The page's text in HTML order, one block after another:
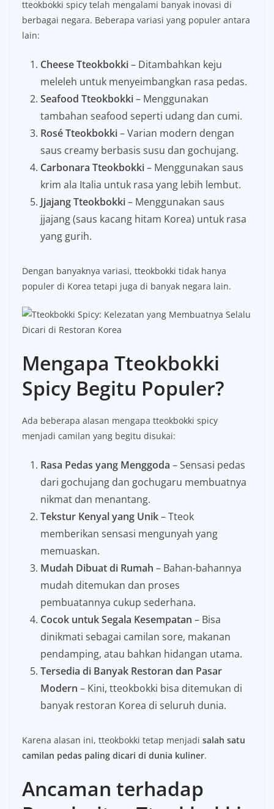
tteokbokki spicy telah mengalami banyak inovasi di
berbagai negara. Beberapa variasi yang populer antara
lain:
Cheese Tteokbokki– Ditambahkan keju
meleleh untuk menyeimbangkan rasa pedas.
Seafood Tteokbokki– Menggunakan
tambahan seafood seperti udang dan cumi.
Rosé Tteokbokki– Varian modern dengan
saus creamy berbasis susu dan gochujang.
Carbonara Tteokbokki– Menggunakan saus
krim ala Italia untuk rasa yang lebih lembut.
Jjajang Tteokbokki– Menggunakan saus
jjajang (saus kacang hitam Korea) untuk rasa
yang gurih.
Dengan banyaknya variasi, tteokbokki tidak hanya
populer di Korea tetapi juga di banyak negara lain.
Mengapa Tteokbokki
Spicy Begitu Populer?
Ada beberapa alasan mengapa tteokbokki spicy
menjadi camilan yang begitu disukai:
Rasa Pedas yang Menggoda – Sensasi pedas
dari gochujang dan gochugaru membuatnya
nikmat dan menantang.
Tekstur Kenyal yang Unik– Tteok
memberikan sensasi mengunyah yang
memuaskan.
Mudah Dibuat di Rumah – Bahan-bahannya
mudah ditemukan dan proses
pembuatannya cukup sederhana.
Cocok untuk Segala Kesempatan – Bisa
dinikmati sebagai camilan sore, makanan
pendamping, atau bahkan hidangan utama.
Tersedia di Banyak Restoran dan Pasar
Modern – Kini, tteokbokki bisa ditemukan di
banyak restoran Korea di seluruh dunia.
Karena alasan ini, tteokbokki tetap menjadi salah satu
camilan pedas paling dicari di dunia kuliner.
Ancaman terhadap